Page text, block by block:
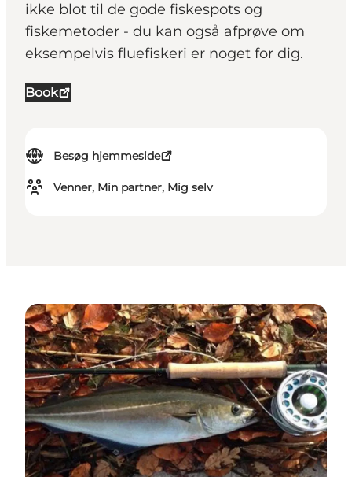
ikke blot til de gode fiskespots og
fiskemetoder - du kan også afprøve om
eksempelvis fluefiskeri er noget for dig.
Book
Besøg hjemmeside
Venner, Min partner, Mig selv